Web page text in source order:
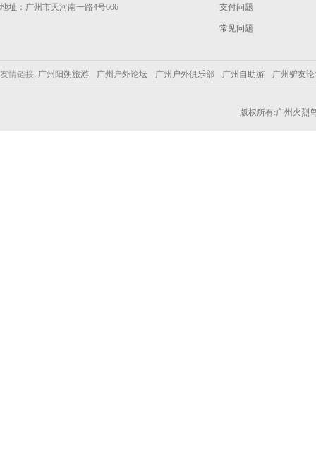
地址：广州市天河南一路4号606 支付问题
常见问题
友情链接: 广州阳朔旅游 广州户外论坛 广州户外俱乐部 广州自助游 广州驴友
版权所有:广州火烈